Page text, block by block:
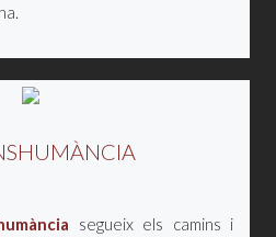
segueix els camins i